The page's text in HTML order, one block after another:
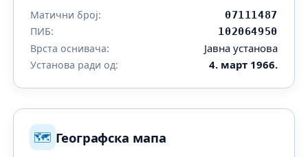
Матични број: 07111487
ПИБ: 102064950
Врста оснивача: Јавна установа
Установа ради од: 4. март 1966.
🗺️ Географска мапа